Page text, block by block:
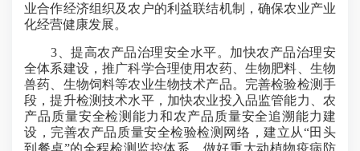
业合作经济组织及农户的利益联结机制，确保农业产业
化经营健康发展。
3、提高农产品治理安全水平。加快农产品治理安
全体系建设，推广科学合理使用农药、生物肥料、生物
兽药、生物饲料等农业生物技术产品。完善检验检测手
段，提升检测技术水平，加快农业投入品监管能力、农
产品质量安全检测能力和农产品质量安全追溯能力建
设，完善农产品质量安全检验检测网络，建立从“田头
到餐桌”的全程检测监控体系。做好重大动植物疫病防